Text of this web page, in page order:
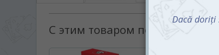
С этим товаром покупают: